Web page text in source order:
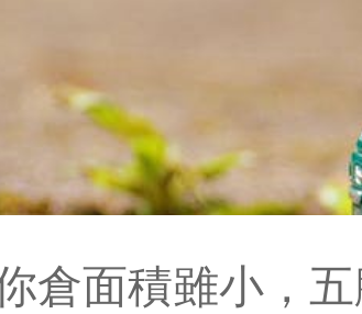
倉面積雖小，